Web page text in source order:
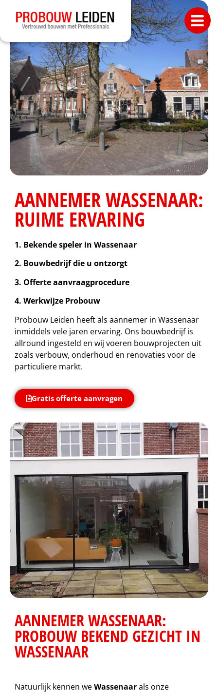
AANNEMER WASSENAAR:
RUIME ERVARING
1. Bekende speler in Wassenaar
2. Bouwbedrijf die u ontzorgt
3. Offerte aanvraagprocedure
4. Werkwijze Probouw
Probouw Leiden heeft als aannemer in Wassenaar
inmiddels vele jaren ervaring. Ons bouwbedrijf is
allround ingesteld en wij voeren bouwprojecten uit
zoals verbouw, onderhoud en renovaties voor de
particuliere markt.
Gratis offerte aanvragen
AANNEMER WASSENAAR:
PROBOUW BEKEND GEZICHT IN
WASSENAAR
Natuurlijk kennen weWassenaarals onze